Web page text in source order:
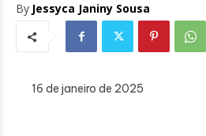
By Jessyca Janiny Sousa
16 de janeiro de 2025